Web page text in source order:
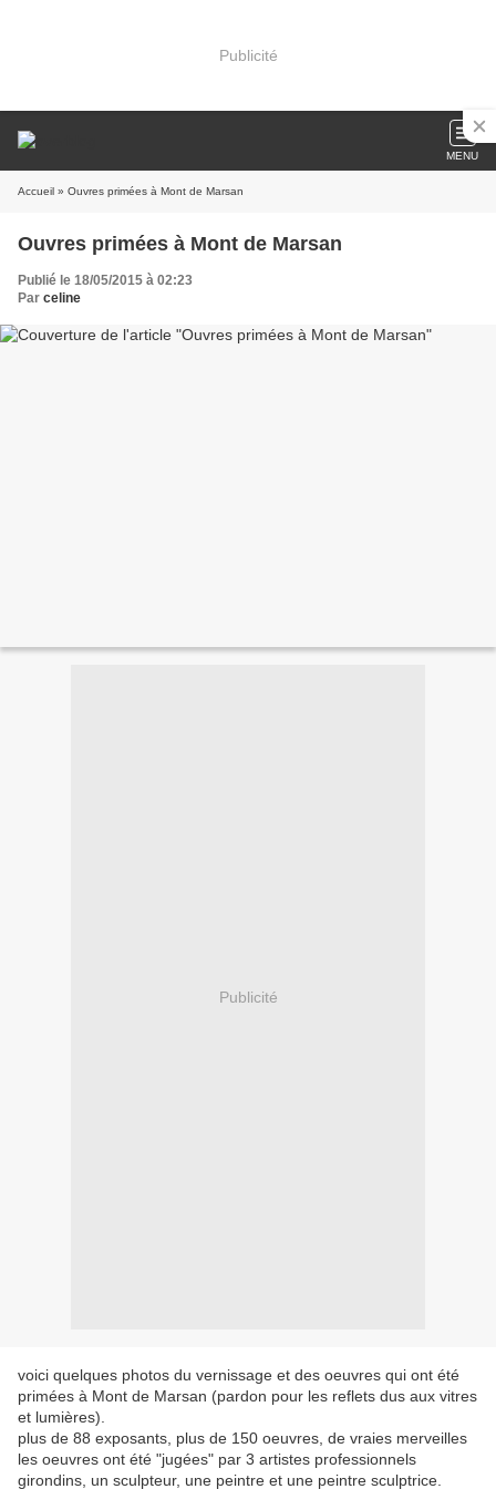
Publicité
MENU
Accueil » Ouvres primées à Mont de Marsan
Ouvres primées à Mont de Marsan
Publié le 18/05/2015 à 02:23
Par celine
Publicité
voici quelques photos du vernissage et des oeuvres qui ont été
primées à Mont de Marsan (pardon pour les reflets dus aux vitres
et lumières).
plus de 88 exposants, plus de 150 oeuvres, de vraies merveilles
les oeuvres ont été "jugées" par 3 artistes professionnels
girondins, un sculpteur, une peintre et une peintre sculptrice.